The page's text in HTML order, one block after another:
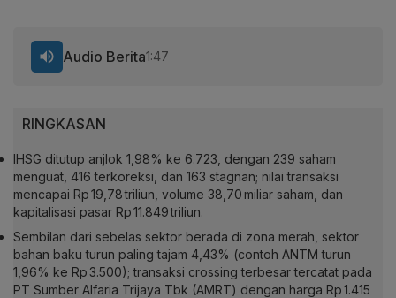
RINGKASAN
IHSG ditutup anjlok 1,98% ke 6.723, dengan 239 saham
menguat, 416 terkoreksi, dan 163 stagnan; nilai transaksi
mencapai Rp 19,78 triliun, volume 38,70 miliar saham, dan
kapitalisasi pasar Rp 11.849 triliun.
Sembilan dari sebelas sektor berada di zona merah, sektor
bahan baku turun paling tajam 4,43% (contoh ANTM turun
1,96% ke Rp 3.500); transaksi crossing terbesar tercatat pada
PT Sumber Alfaria Trijaya Tbk (AMRT) dengan harga Rp 1.415
Audio Berita1:47